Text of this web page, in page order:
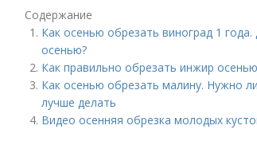
Содержание
Как осенью обрезать виноград 1
осенью?
Как правильно обрезать инжир
Как осенью обрезать малину. Нужно
лучше делать
Видео осенняя обрезка молодых